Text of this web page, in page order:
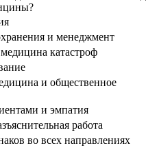
и менеджмент
катастроф
и общественное
и эмпатия
работа
во всех направлениях